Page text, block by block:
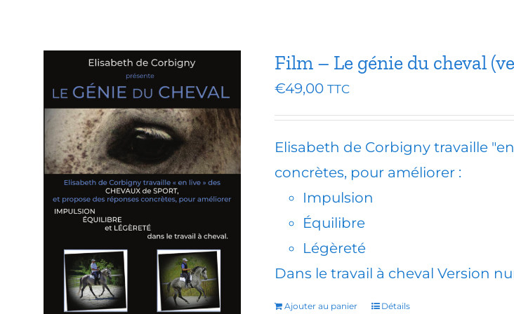
Film – Le génie du cheval
€49,00 TTC
Elisabeth de Corbigny travaille
concrètes, pour améliorer :
Impulsion
Équilibre
Légèreté
Dans le travail à cheval Version
Ajouter au panier Détails